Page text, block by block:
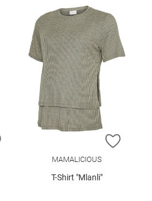
ZUR WUNSCHLISTE HINZUFÜGEN
ZUR
MAMALICIOUS
T-Shirt "Mlanli"